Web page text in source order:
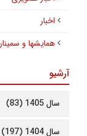
اخبار
همایشها و
آرشیو
سال 1405 (83)
سال 1404 (197)